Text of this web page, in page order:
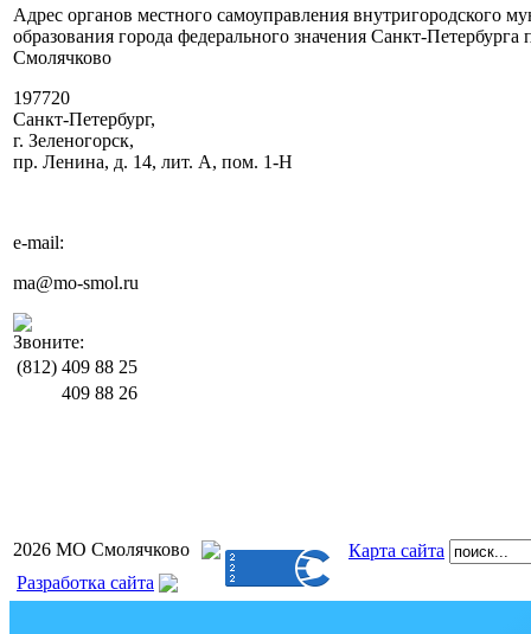
Адрес органов местного самоуправления внутригородского
образования города федерального значения Санкт-Петербурга
Смолячково
197720
Санкт-Петербург,
г. Зеленогорск,
пр. Ленина, д. 14, лит. А, пом. 1-Н
e-mail:
ma@mo-smol.ru
Звоните:
(812) 409 88 25
409 88 26
2026 МО Смолячково
Карта сайта
Разработка сайта